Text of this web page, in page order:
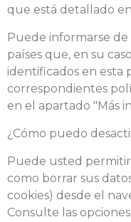
que está detallado
Puede informarse de
países que, en su
identificados en esta
correspondientes
en el apartado "Más
¿Cómo puedo
Puede usted
como borrar sus
cookies) desde el
Consulte las